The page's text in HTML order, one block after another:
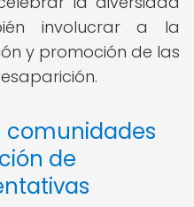
involucrar a la
y promoción de las
comunidades
de